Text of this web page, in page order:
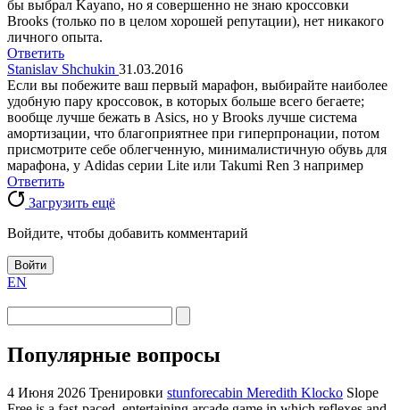
бы выбрал Kayano, но я совершенно не знаю кроссовки
Brooks (только по в целом хорошей репутации), нет никакого
личного опыта.
Ответить
Stanislav Shchukin 31.03.2016
Если вы побежите ваш первый марафон, выбирайте наиболее
удобную пару кроссовок, в которых больше всего бегаете;
вообще лучше бежать в Asics, но у Brooks лучше система
амортизации, что благоприятнее при гиперпронации, потом
присмотрите себе облегченную, минималистичную обувь для
марафона, у Adidas серии Lite или Takumi Ren 3 например
Ответить
Загрузить ещё
Войдите, чтобы добавить комментарий
Войти
EN
Популярные вопросы
4 Июня 2026 Тренировки stunforecabin Meredith Klocko Slope